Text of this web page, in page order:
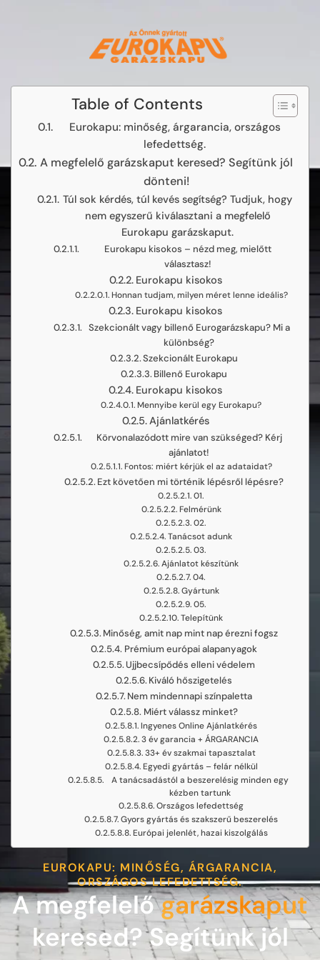
Table of Contents
Eurokapu: minőség, árgarancia, országos
lefedettség.
A megfelelő garázskaput keresed? Segítünk jól
dönteni!
Túl sok kérdés, túl kevés segítség? Tudjuk, hogy
nem egyszerű kiválasztani a megfelelő
Eurokapu garázskaput.
Eurokapu kisokos – nézd meg, mielőtt
választasz!
Eurokapu kisokos
Honnan tudjam, milyen méret lenne ideális?
Eurokapu kisokos
Szekcionált vagy billenő Eurogarázskapu? Mi a
különbség?
Szekcionált Eurokapu
Billenő Eurokapu
Eurokapu kisokos
Mennyibe kerül egy Eurokapu?
Ajánlatkérés
Körvonalazódott mire van szükséged? Kérj
ajánlatot!
Fontos: miért kérjük el az adataidat?
Ezt követően mi történik lépésről lépésre?
01.
Felmérünk
02.
Tanácsot adunk
03.
Ajánlatot készítünk​
04.
Gyártunk
05.
Telepítünk
Minőség, amit nap mint nap érezni fogsz
Prémium európai alapanyagok
Ujjbecsípődés elleni védelem
Kiváló hőszigetelés
Nem mindennapi színpaletta
Miért válassz minket?
Ingyenes Online Ajánlatkérés
3 év garancia + ÁRGARANCIA
33+ év szakmai tapasztalat
Egyedi gyártás – felár nélkül
A tanácsadástól a beszerelésig minden egy
kézben tartunk
Országos lefedettség
Gyors gyártás és szakszerű beszerelés
Európai jelenlét, hazai kiszolgálás
EUROKAPU: MINŐSÉG, ÁRGARANCIA,
ORSZÁGOS LEFEDETTSÉG.
A megfelelőgarázskaput
keresed? Segítünk jól